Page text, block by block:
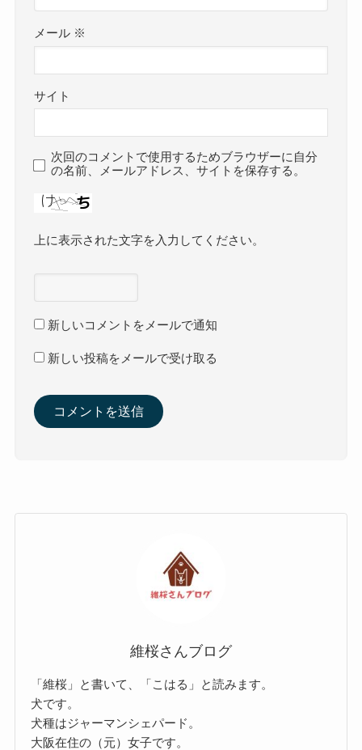
メール ※
サイト
次回のコメントで使用するためブラウザーに自分
の名前、メールアドレス、サイトを保存する。
上に表示された文字を入力してください。
新しいコメントをメールで通知
新しい投稿をメールで受け取る
維桜さんブログ
「維桜」と書いて、「こはる」と読みます。
犬です。
犬種はジャーマンシェパード。
大阪在住の（元）女子です。